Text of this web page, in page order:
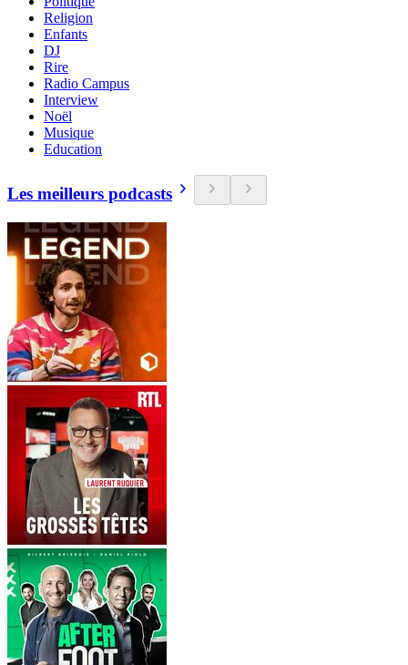
Religion
Enfants
DJ
Rire
Radio Campus
Interview
Noël
Musique
Education
Les meilleurs podcasts